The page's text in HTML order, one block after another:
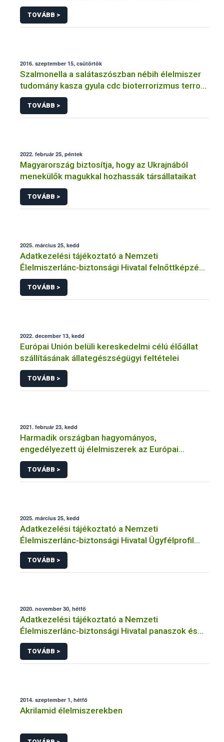
visszaélés-bejelentési rendszerhez kapcsolódó
adatkezeléséhez
TOVÁBB >
2016. szeptember 15, csütörtök
Szalmonella a salátaszószban nébih élelmiszer
tudomány kasza gyula cdc bioterrorizmus terror
lépfene
TOVÁBB >
2022. február 25, péntek
Magyarország biztosítja, hogy az Ukrajnából
menekülők magukkal hozhassák társállataikat
TOVÁBB >
2025. március 25, kedd
Adatkezelési tájékoztató a Nemzeti
Élelmiszerlánc-biztonsági Hivatal felnőttképzési
tevékenységéhez kapcsolódó adatkezeléséhez
TOVÁBB >
2022. december 13, kedd
Európai Unión belüli kereskedelmi célú élőállat
szállításának állategészségügyi feltételei
TOVÁBB >
2021. február 23, kedd
Harmadik országban hagyományos,
engedélyezett új élelmiszerek az Európai
Unióban
TOVÁBB >
2025. március 25, kedd
Adatkezelési tájékoztató a Nemzeti
Élelmiszerlánc-biztonsági Hivatal Ügyfélprofil
Rendszerben kistermelői tevékenység
témakörben intézhető közhatalmi eljárásaihoz
kapcsolódó adatkezeléséhez
TOVÁBB >
2020. november 30, hétfő
Adatkezelési tájékoztató a Nemzeti
Élelmiszerlánc-biztonsági Hivatal panaszok és
közérdekű bejelentések kezeléséhez
kapcsolódó adatkezeléséhez
TOVÁBB >
2014. szeptember 1, hétfő
Akrilamid élelmiszerekben